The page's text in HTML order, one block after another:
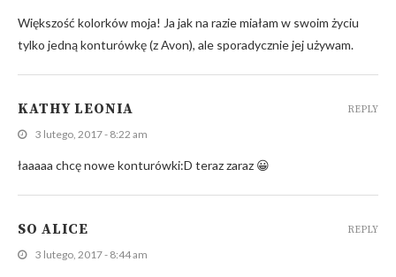
Większość kolorków moja! Ja jak na razie miałam w swoim życiu
tylko jedną konturówkę (z Avon), ale sporadycznie jej używam.
KATHY LEONIA
3 lutego, 2017 - 8:22 am
łaaaaa chcę nowe konturówki:D teraz zaraz 😀
REPLY
SO ALICE
3 lutego, 2017 - 8:44 am
REPLY